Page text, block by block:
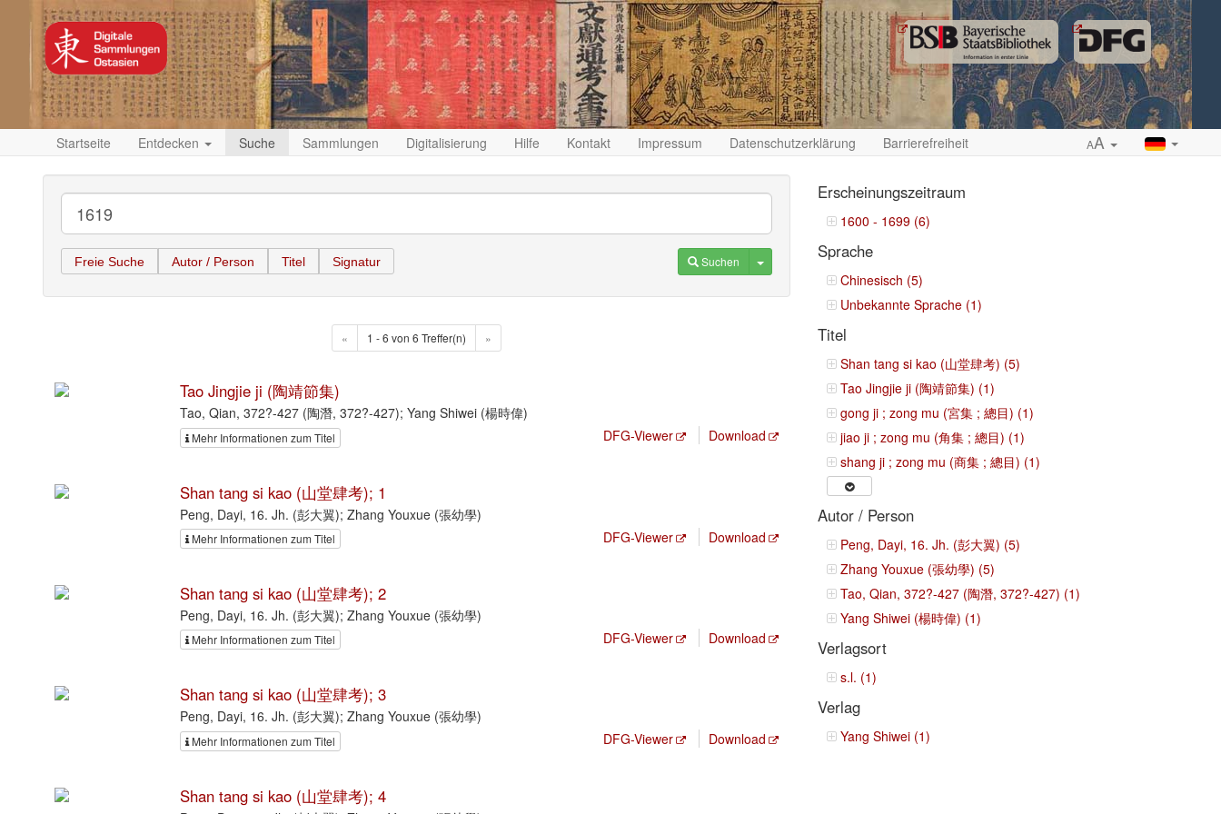
Startseite Entdecken Suche Sammlungen Digitalisierung Hilfe Kontakt Impressum Datenschutzerklärung Barrierefreiheit AA
Freie Suche Autor / Person Titel Signatur Suchen Toggle Dropdown
« 1 - 6 von 6 Treffer(n) »
Tao Jingjie ji (陶靖節集)
Tao, Qian, 372?-427 (陶潛, 372?-427); Yang Shiwei (楊時偉)
Mehr Informationen zum Titel DFG-Viewer Download
Shan tang si kao (山堂肆考); 1
Peng, Dayi, 16. Jh. (彭大翼); Zhang Youxue (張幼學)
Mehr Informationen zum Titel DFG-Viewer Download
Shan tang si kao (山堂肆考); 2
Peng, Dayi, 16. Jh. (彭大翼); Zhang Youxue (張幼學)
Mehr Informationen zum Titel DFG-Viewer Download
Shan tang si kao (山堂肆考); 3
Peng, Dayi, 16. Jh. (彭大翼); Zhang Youxue (張幼學)
Mehr Informationen zum Titel DFG-Viewer Download
Shan tang si kao (山堂肆考); 4
Erscheinungszeitraum
1600 - 1699 (6)
Sprache
Chinesisch (5)
Unbekannte Sprache (1)
Titel
Shan tang si kao (山堂肆考) (5)
Tao Jingjie ji (陶靖節集) (1)
gong ji ; zong mu (宮集 ; 總目) (1)
jiao ji ; zong mu (角集 ; 總目) (1)
shang ji ; zong mu (商集 ; 總目) (1)
Autor / Person
Peng, Dayi, 16. Jh. (彭大翼) (5)
Zhang Youxue (張幼學) (5)
Tao, Qian, 372?-427 (陶潛, 372?-427) (1)
Yang Shiwei (楊時偉) (1)
Verlagsort
s.l. (1)
Verlag
Yang Shiwei (1)